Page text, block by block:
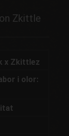
Zkittle
x Zkittlez
i olor: